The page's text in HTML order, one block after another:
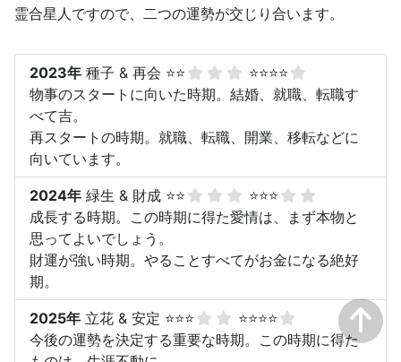
霊合星人ですので、二つの運勢が交じり合います。
2023年 種子 & 再会 ⭐⭐
⭐⭐⭐⭐
物事のスタートに向いた時期。結婚、就職、転職す
べて吉。
再スタートの時期。就職、転職、開業、移転などに
向いています。
2024年 緑生 & 財成 ⭐⭐
⭐⭐⭐
成長する時期。この時期に得た愛情は、まず本物と
思ってよいでしょう。
財運が強い時期。やることすべてがお金になる絶好
期。
2025年 立花 & 安定 ⭐⭐⭐
⭐⭐⭐⭐
今後の運勢を決定する重要な時期。この時期に得た